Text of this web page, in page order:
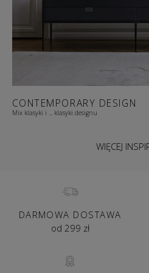
CONTEMPORARY DESIGN
Mix klasyki i ... klasyki designu
WIĘCEJ
DARMOWA DOSTAWA
od 299 zł